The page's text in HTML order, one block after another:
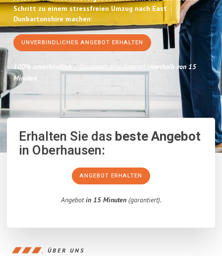
Schritt zu einem stressfreien Umzug nach East
Dunbartonshire machen:
UNVERBINDLICHES ANGEBOT ERHALTEN
100% unverbindlich – Garantiert eine Antwort
innerhalb von 15
Minuten.
Erhalten Sie dasbeste Angebot
in Oberhausen:
ANGEBOT ERHALTEN
Angebotin 15 Minuten(garantiert).
ÜBER UNS